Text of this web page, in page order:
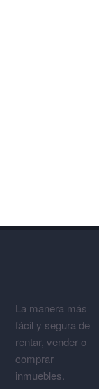
La manera más
fácil y segura de
rentar, vender o
comprar
inmuebles.